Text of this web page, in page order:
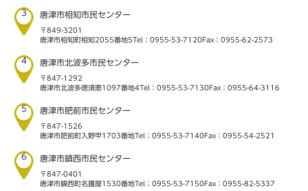
3 唐津市相知市民センター
〒849-3201
唐津市相知町相知2055番地5Tel：0955-53-7120 Fax：0955-62-2573
4 唐津市北波多市民センター
〒847-1292
唐津市北波多徳須恵1097番地4Tel：0955-53-7130 Fax：0955-64-3116
5 唐津市肥前市民センター
〒847-1526
唐津市肥前町入野甲1703番地Tel：0955-53-7140 Fax：0955-54-2521
6 唐津市鎮西市民センター
〒847-0401
唐津市鎮西町名護屋1530番地Tel：0955-53-7150 Fax：0955-82-5337